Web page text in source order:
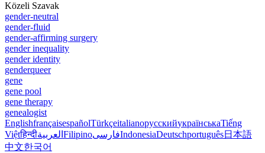
Közeli Szavak
gender-neutral
gender-fluid
gender-affirming surgery
gender inequality
gender identity
genderqueer
gene
gene pool
gene therapy
genealogist
EnglishfrançaisespañolTürkçeitalianoрусскийукраїнськаTiếng
Việtहिन्दीالعربية FilipinoفارسیIndonesiaDeutschportuguês日本語
中文한국어